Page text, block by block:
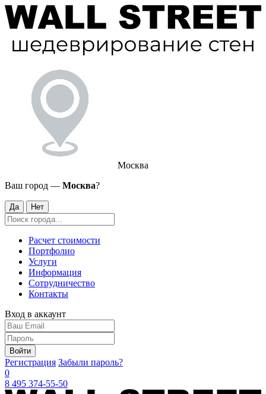
Москва
Ваш город — Москва?
Да Нет
Расчет стоимости
Портфолио
Услуги
Информация
Сотрудничество
Контакты
Вход в аккаунт
Войти
Регистрация Забыли пароль?
0
8 495 374-55-50